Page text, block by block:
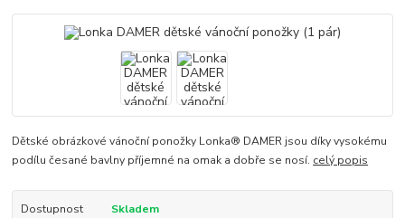
Dětské obrázkové vánoční ponožky Lonka® DAMER jsou díky vysokému
podílu česané bavlny příjemné na omak a dobře se nosí. celý popis
Dostupnost
Skladem